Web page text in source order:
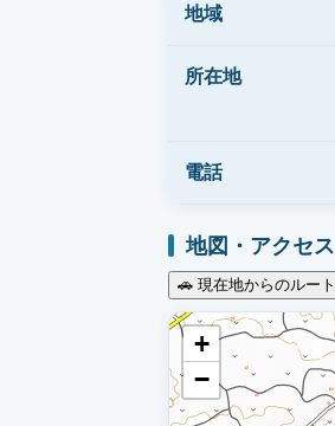
地域
所在地
電話
地図・アクセス
🚗 現在地からのルート
+
−